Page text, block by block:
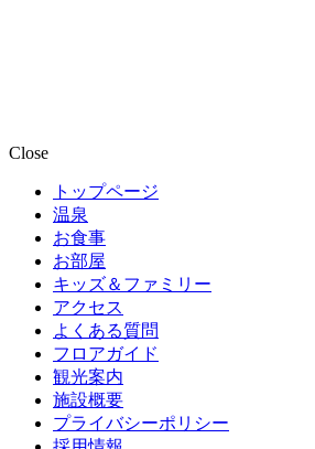
Close
トップページ
温泉
お食事
お部屋
キッズ＆ファミリー
アクセス
よくある質問
フロアガイド
観光案内
施設概要
プライバシーポリシー